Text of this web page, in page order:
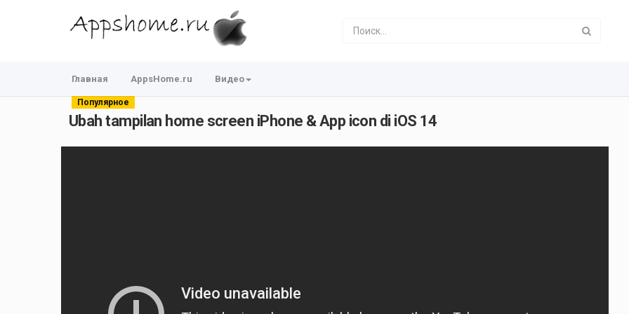
Главная AppsHome.ru Видео
Популярное
Ubah tampilan home screen iPhone & App icon di iOS 14